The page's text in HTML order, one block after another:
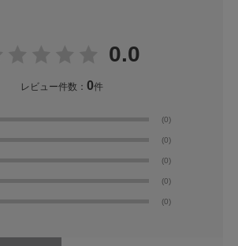
0.0
レビュー件数： 0件
(0)
(0)
(0)
(0)
(0)